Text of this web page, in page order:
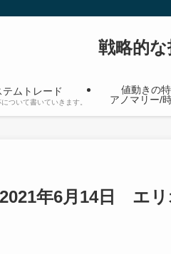
戦略的
テムトレード
ついて書いていきます。
値動きの
アノマリー/
年6月14日 エリ